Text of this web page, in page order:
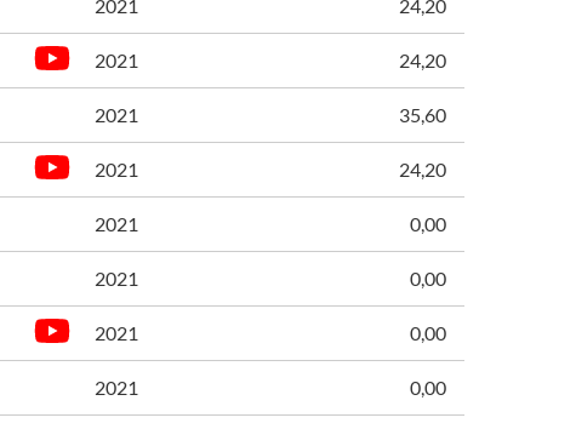
2021 24,20
2021 24,20
2021 35,60
2021 24,20
2021 0,00
2021 0,00
2021 0,00
2021 0,00